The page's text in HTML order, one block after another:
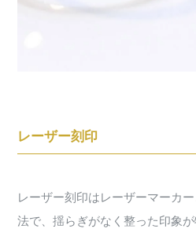
レーザー刻印
レーザー刻印はレーザーマーカ
法で、揺らぎがなく整った印象が